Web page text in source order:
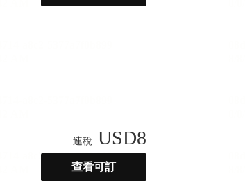
連稅 USD8
查看可訂